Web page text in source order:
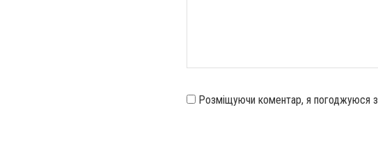
Розміщуючи коментар, я погоджуюся з